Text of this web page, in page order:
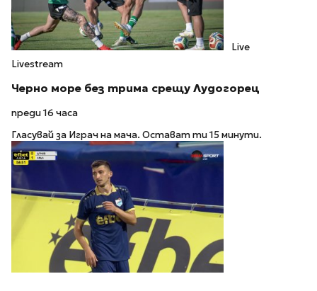
Live
Livestream
Черно море без трима срещу Лудогорец
преди 16 часа
Гласувай за Играч на мача. Остават ти 15 минути.